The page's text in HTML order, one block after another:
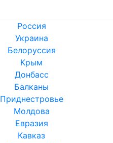
Россия
Украина
Белоруссия
Крым
Донбасс
Балканы
Приднестровье
Молдова
Евразия
Кавказ